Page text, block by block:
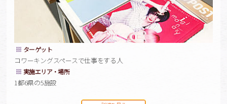
ターゲット
コワーキングスペースで仕事をする人
実施エリア・場所
1都6県の5施設